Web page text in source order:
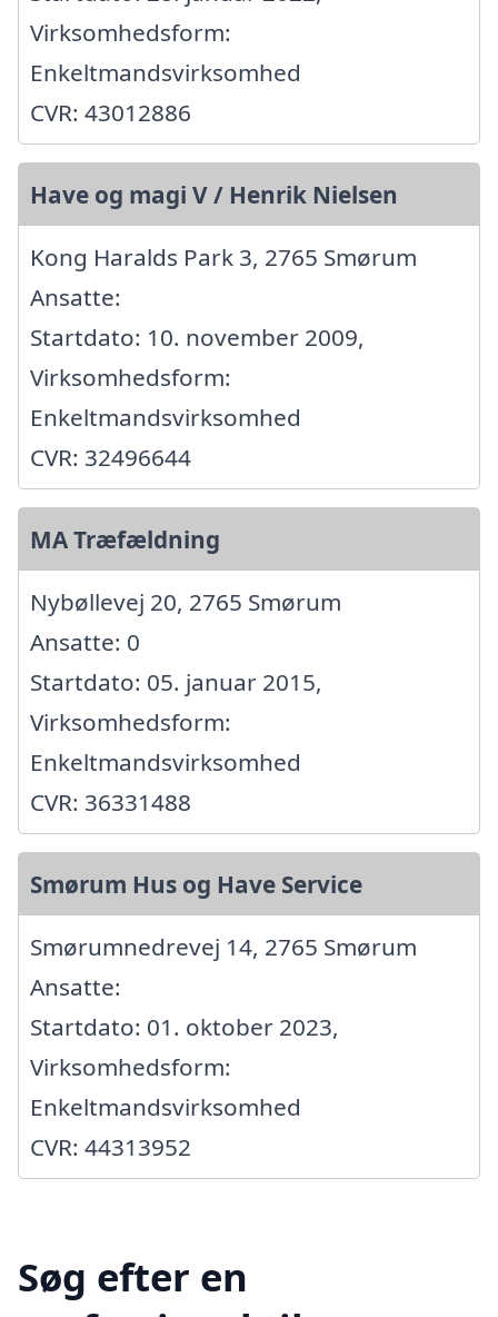
Virksomhedsform:
Enkeltmandsvirksomhed
CVR: 43012886
Have og magi V / Henrik Nielsen
Kong Haralds Park 3, 2765 Smørum
Ansatte:
Startdato: 10. november 2009,
Virksomhedsform:
Enkeltmandsvirksomhed
CVR: 32496644
MA Træfældning
Nybøllevej 20, 2765 Smørum
Ansatte: 0
Startdato: 05. januar 2015,
Virksomhedsform:
Enkeltmandsvirksomhed
CVR: 36331488
Smørum Hus og Have Service
Smørumnedrevej 14, 2765 Smørum
Ansatte:
Startdato: 01. oktober 2023,
Virksomhedsform:
Enkeltmandsvirksomhed
CVR: 44313952
Søg efter en